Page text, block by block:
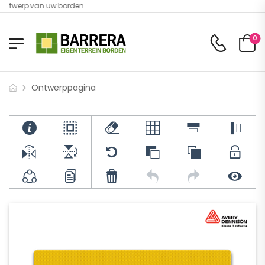
van uw borden
0
Ontwerppagina